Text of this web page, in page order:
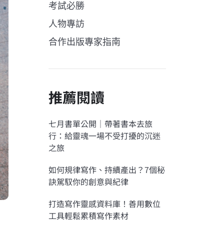
考試必勝
人物專訪
合作出版專家指南
推薦閱讀
七月書單公開｜帶著書本去旅
行：給靈魂一場不受打擾的沉迷
之旅
如何規律寫作、持續產出？7個秘
訣駕馭你的創意與紀律
打造寫作靈感資料庫！善用數位
工具輕鬆累積寫作素材